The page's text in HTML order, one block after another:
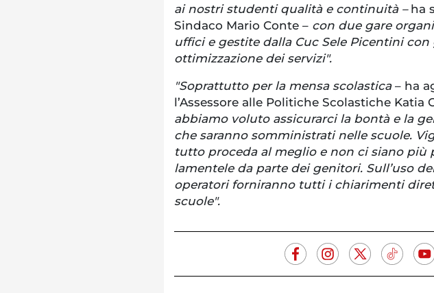
ai nostri studenti qualità e continuità –ha
Sindaco Mario Conte – con due gare
uffici e gestite dalla Cuc Sele Picentini con
ottimizzazione dei servizi".
"Soprattutto per la mensa scolastica – ha
l’Assessore alle Politiche Scolastiche Katia
abbiamo voluto assicurarci la bontà e la
che saranno somministrati nelle scuole.
tutto proceda al meglio e non ci siano più
lamentele da parte dei genitori. Sull’uso
operatori forniranno tutti i chiarimenti
scuole".